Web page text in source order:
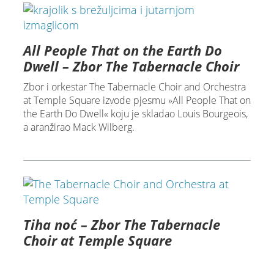
All People That on the Earth Do
Dwell – Zbor The Tabernacle Choir
Zbor i orkestar The Tabernacle Choir and Orchestra
at Temple Square izvode pjesmu »All People That on
the Earth Do Dwell« koju je skladao Louis Bourgeois,
a aranžirao Mack Wilberg.
Tiha noć – Zbor The Tabernacle
Choir at Temple Square